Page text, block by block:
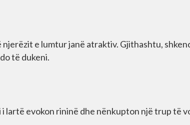
njerëzit e lumtur janë atraktiv. Gjithashtu,
të dukeni.
i lartë evokon rininë dhe nënkupton një trup të